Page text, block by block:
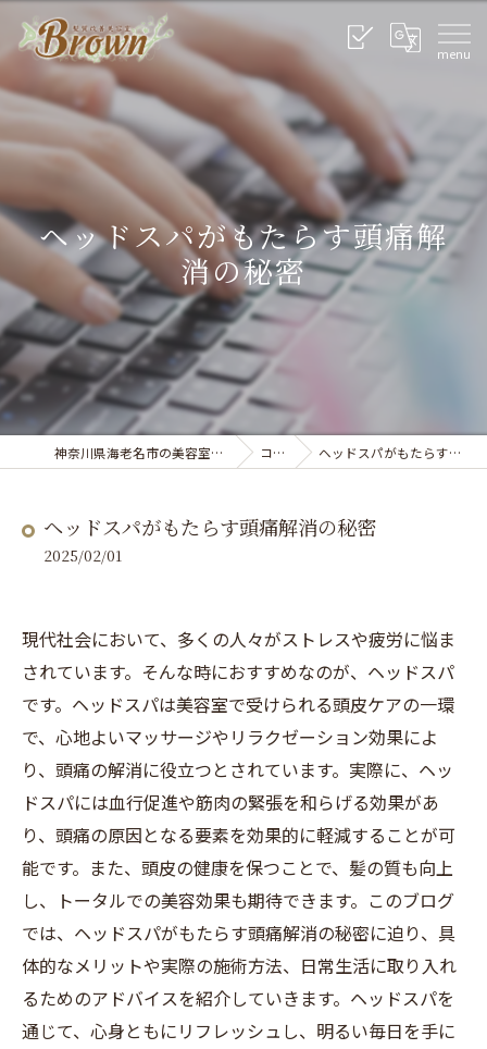
ヘッドスパがもたらす頭痛解
消の秘密
神奈川県海老名市の美容室なら美容室Brown コラム ヘッドスパがもたらす頭痛解消の秘密
ヘッドスパがもたらす頭痛解消の秘密
2025/02/01
現代社会において、多くの人々がストレスや疲労に悩ま
されています。そんな時におすすめなのが、ヘッドスパ
です。ヘッドスパは美容室で受けられる頭皮ケアの一環
で、心地よいマッサージやリラクゼーション効果によ
り、頭痛の解消に役立つとされています。実際に、ヘッ
ドスパには血行促進や筋肉の緊張を和らげる効果があ
り、頭痛の原因となる要素を効果的に軽減することが可
能です。また、頭皮の健康を保つことで、髪の質も向上
し、トータルでの美容効果も期待できます。このブログ
では、ヘッドスパがもたらす頭痛解消の秘密に迫り、具
体的なメリットや実際の施術方法、日常生活に取り入れ
るためのアドバイスを紹介していきます。ヘッドスパを
通じて、心身ともにリフレッシュし、明るい毎日を手に